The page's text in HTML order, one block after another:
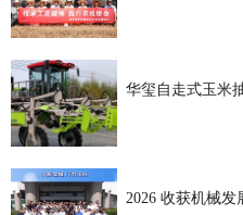
华玺自走式玉米
2026 收获机械